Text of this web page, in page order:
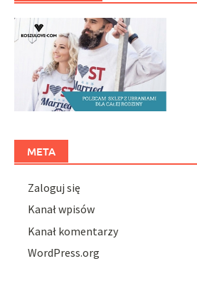
META
Zaloguj się
Kanał wpisów
Kanał komentarzy
WordPress.org